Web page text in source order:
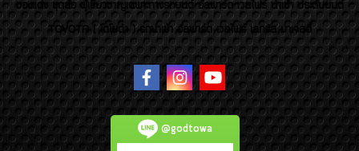
ของแต่ง ชุดล้อ ผู้เชี่ยวชาญเฉพาะทางรถยนต์ อัลพาร์ด เวลไฟร์ นำเข้า ประดับยนต์
TOYOTA ( โตโยต้า ) รถนำเข้า อัลพาร์ด เวลไฟร์ เลกซัส มาเจสตี้
@godtowa